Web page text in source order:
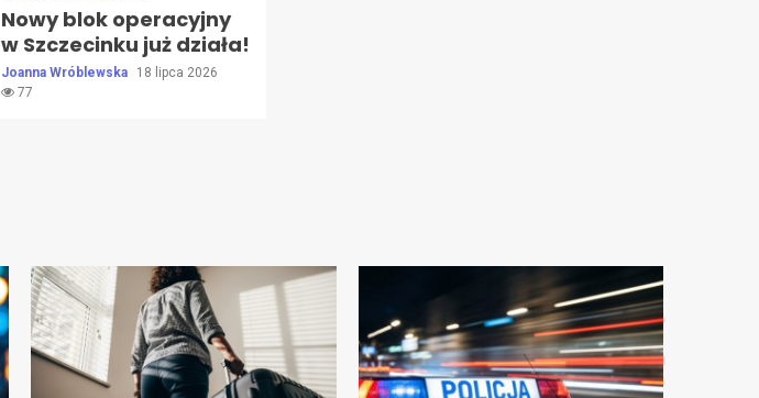
Nowy blok operacyjny
w Szczecinku już działa!
Joanna Wróblewska
18 lipca 2026
77